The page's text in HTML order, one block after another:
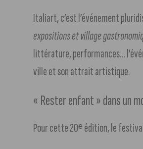
Italiart, c’est l’événement
expositions et village
littérature, performances…
ville et son attrait artistique.
« Rester enfant » dans un
Pour cette 20ᵉ édition, le